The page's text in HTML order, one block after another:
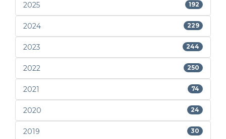
2025 192
2024 229
2023 244
2022 250
2021 74
2020 24
2019 30